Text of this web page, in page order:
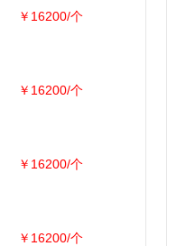
￥16200/个
￥16200/个
￥16200/个
￥16200/个